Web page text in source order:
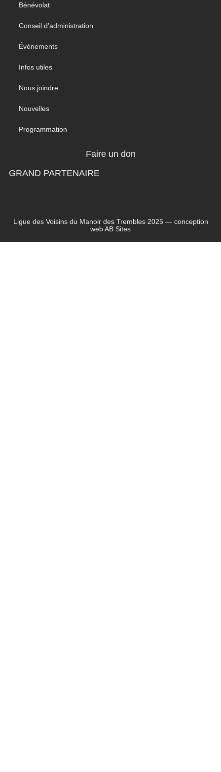
Bénévolat
Conseil d’administration
Événements
Infos utiles
Nous joindre
Nouvelles
Programmation
Faire un don
GRAND PARTENAIRE
Ligue des Voisins du Manoir des Trembles 2025 — conception
webAB Sites